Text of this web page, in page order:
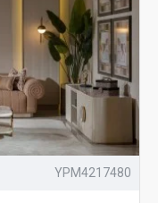
YPM4217480